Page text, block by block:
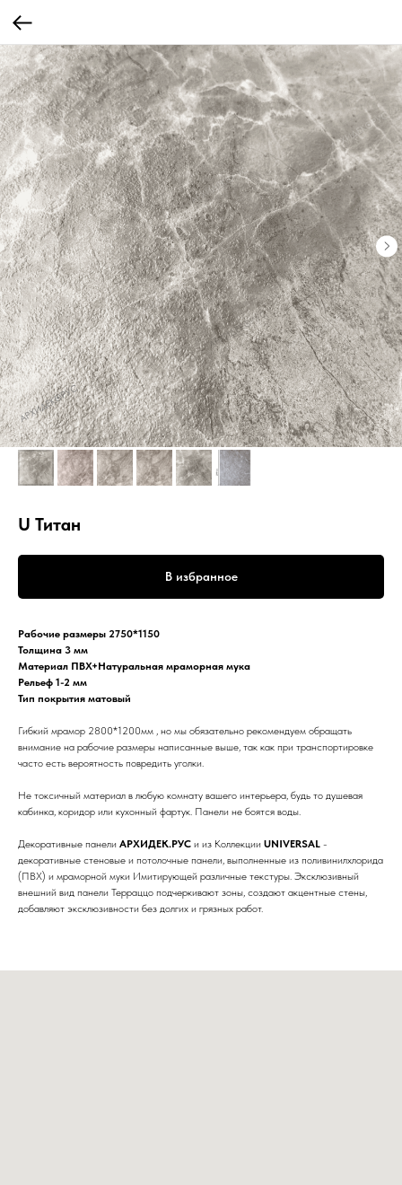
U Титан
В избранное
Рабочие размеры 2750*1150
Толщина 3 мм
Материал ПВХ+Натуральная мраморная мука
Рельеф 1-2 мм
Тип покрытия матовый
Гибкий мрамор 2800*1200мм , но мы обязательно рекомендуем обращать
внимание на рабочие размеры написанные выше, так как при транспортировке
часто есть вероятность повредить уголки.
Не токсичный материал в любую комнату вашего интерьера, будь то душевая
кабинка, коридор или кухонный фартук. Панели не боятся воды.
Декоративные панели АРХИДЕК.РУС и из Коллекции UNIVERSAL -
декоративные стеновые и потолочные панели, выполненные из поливинилхлорида
(ПВХ) и мраморной муки Имитирующей различные текстуры. Эксклюзивный
внешний вид панели Терраццо подчеркивают зоны, создают акцентные стены,
добавляют эксклюзивности без долгих и грязных работ.